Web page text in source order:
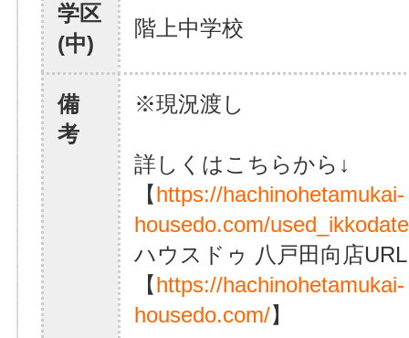
学区
(中)
階上中学校
備
考
※現況渡し
詳しくはこちらから↓
【https://hachinohetamukai-
housedo.com/
ハウスドゥ 八戸田向店URL
【https://hachinohetamukai-
housedo.com/】